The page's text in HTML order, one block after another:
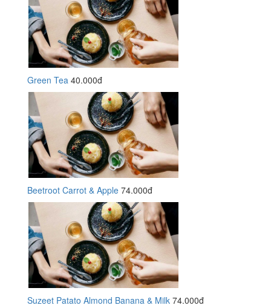
Green Tea 40.000đ
Beetroot Carrot & Apple 74.000đ
Suzeet Patato Almond Banana & Milk 74.000đ